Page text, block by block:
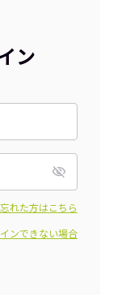
ン
れた方はこちら
ンできない場合